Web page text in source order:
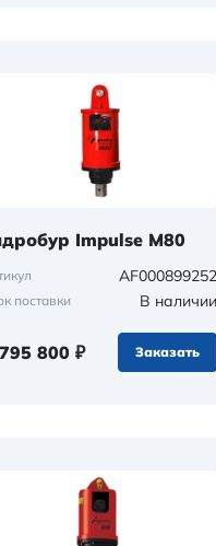
Impulse M80
AF000899252
поставки В наличии
800 ₽ Заказать